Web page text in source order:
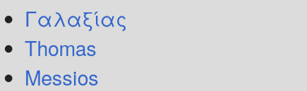
Γαλαξίας
Thomas
Messios